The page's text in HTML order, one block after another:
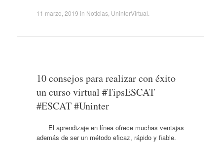
11 marzo, 2019 in Noticias, UninterVirtual
10 consejos para realizar con éxito
un curso virtual #TipsESCAT
#ESCAT #Uninter
El aprendizaje en línea ofrece muchas ventajas
además de ser un método eficaz, rápido y fiable.